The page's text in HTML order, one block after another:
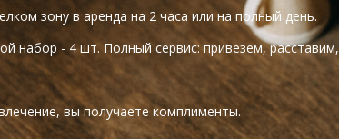
зону в аренда на 2 часа или на полный день.
набор - 4 шт. Полный сервис: привезем, расставим,
вы получаете комплименты.